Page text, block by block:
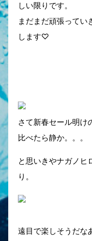
しい限りです。
まだまだ頑張ってい
します♡
さて新春セール明け
比べたら静か。。。
と思いきやナガノヒ
り。
遠目で楽しそうだな